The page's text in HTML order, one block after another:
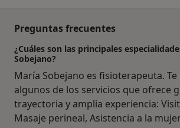
Preguntas frecuentes
¿Cuáles son las principales
Sobejano?
María Sobejano es fisioterapeuta.
algunos de los servicios que ofrece
trayectoria y amplia experiencia:
Masaje perineal, Asistencia a la